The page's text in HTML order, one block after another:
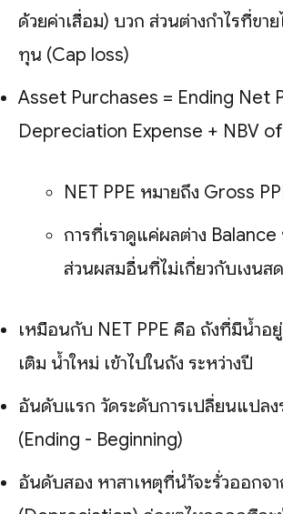
ด้วยค่าเสื่อม) บวก ส่วนต่างกำไรที่ข
ทุน (Cap loss)
Asset Purchases = Ending Net
Depreciation Expense + NBV
NET PPE หมายถึง Gross
การที่เราดูแค่ผลต่าง Balance
ส่วนผสมอื่นที่ไม่เกี่ยวกับเงินส
เหมือนกับ NET PPE คือ ถังที่มีน้ำอ
เติม น้ำใหม่ เข้าไปในถัง ระหว่างปี
อันดับแรก วัดระดับการเปลี่ยนแปล
(Ending - Beginning)
อันดับสอง หาสาเหตุที่นำ้จะรั่วออกจ